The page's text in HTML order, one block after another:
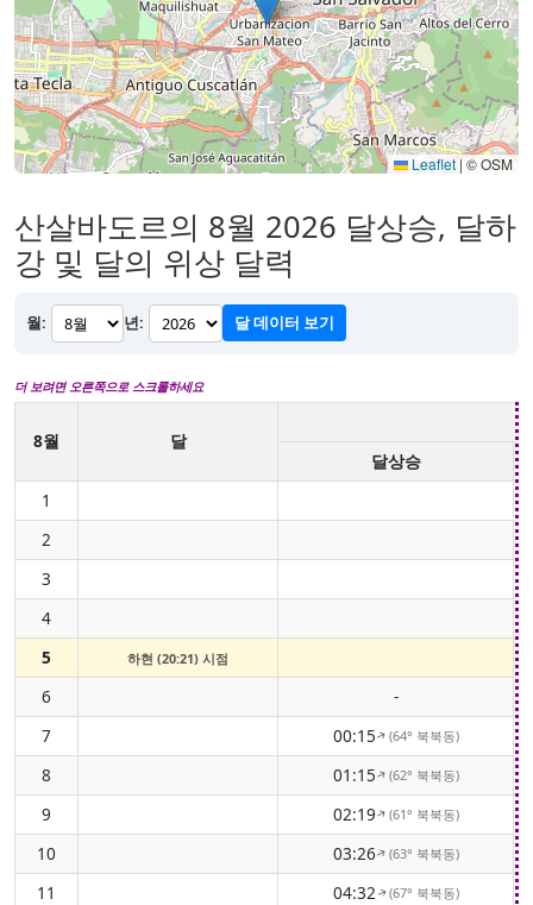
Leaflet | © OSM
산살바도르의 8월 2026 달상승, 달하
강 및 달의 위상 달력
월: 년: 달 데이터 보기
더 보려면 오른쪽으로 스크롤하세요
8월
달
달상승
1
2
3
4
5
하현 (20:21) 시점
6
-
7
00:15↑(64° 북북동)
8 01:15↑(62° 북북동)
9 02:19↑(61° 북북동)
10 03:26↑(63° 북북동)
11 04:32↑(67° 북북동)